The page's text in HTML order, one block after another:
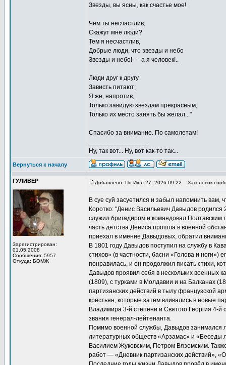
Звезды, вы ясны, как счастье мое!
Чем ты несчастлив,
Скажут мне люди?
Тем я несчастлив,
Добрые люди, что звезды и небо
Звезды и небо! — а я человек!..
Люди друг к другу
Зависть питают;
Я же, напротив,
Только завидую звездам прекрасным,
Только их место занять бы желал..."
Спасибо за внимание. По самолетам!
Ну, так вот... Ну, вот как-то так...
Вернуться к началу
ГУЛИВЕР
Зарегистрирован:
01.05.2008
Сообщения: 5957
Откуда: БОМЖ
Добавлено: Пн Июл 27, 2026 09:22 Заголовок
В суе суй засуетился и забыл напомнить
Коротко: "Денис Васильевич Давыдов
служил бригадиром и командовал Полтавским
часть детства Дениса прошла в военной
приехал в имение Давыдовых, обратил
В 1801 году Давыдов поступил на службу в
стихов» (в частности, басни «Голова и ноги»)
понравилась, и он продолжил писать стихи,
Давыдов проявил себя в нескольких военных
(1809), с турками в Молдавии и на Балканах
партизанских действий в тылу французской
крестьян, которые затем вливались в новые
Владимира 3-й степени и Святого Георгия 4-й
звания генерал-лейтенанта.
Помимо военной службы, Давыдов занимался
литературных обществ «Арзамас» и «Беседы
Василием Жуковским, Петром Вяземским.
работ — «Дневник партизанских действий»,